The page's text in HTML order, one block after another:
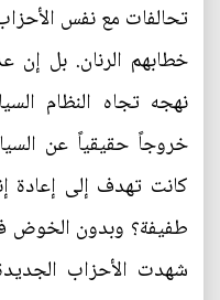
تحالفات مع نفس
خطابهم الرنان. بل
نهجه تجاه النظام
خروجاً حقيقياً عن
كانت تهدف إلى إعادة
طفيفة؟ وبدون الخوض
شهدت الأحزاب